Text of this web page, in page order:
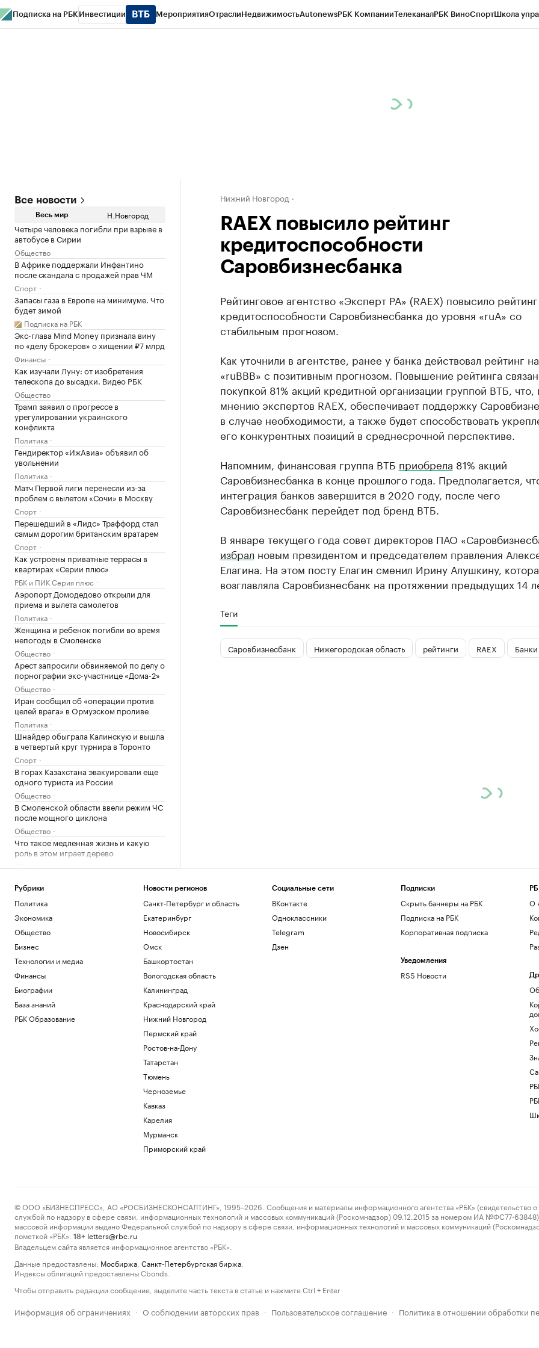
Подписка на РБК Инвестиции МероприятияОтраслиНедвижимостьAutonewsРБК КомпанииТелеканалРБК ВиноСпортШкола
Все новости
Весь мир Н.Новгород
Четыре человека погибли при взрыве в
автобусе в Сирии
Общество
В Африке поддержали Инфантино
после скандала с продажей прав ЧМ
Спорт
Запасы газа в Европе на минимуме. Что
будет зимой
Подписка на РБК
Экс-глава Mind Money признала вину
по «делу брокеров» о хищении ₽7 млрд
Финансы
Как изучали Луну: от изобретения
телескопа до высадки. Видео РБК
Общество
Трамп заявил о прогрессе в
урегулировании украинского
конфликта
Политика
Гендиректор «ИжАвиа» объявил об
увольнении
Политика
Матч Первой лиги перенесли из-за
проблем с вылетом «Сочи» в Москву
Спорт
Перешедший в «Лидс» Траффорд стал
самым дорогим британским вратарем
Спорт
Как устроены приватные террасы в
квартирах «Серии плюс»
РБК и ПИК Серия плюс
Аэропорт Домодедово открыли для
приема и вылета самолетов
Политика
Женщина и ребенок погибли во время
непогоды в Смоленске
Общество
Арест запросили обвиняемой по делу о
порнографии экс-участнице «Дома-2»
Общество
Иран сообщил об «операции против
целей врага» в Ормузском проливе
Политика
Шнайдер обыграла Калинскую и вышла
в четвертый круг турнира в Торонто
Спорт
В горах Казахстана эвакуировали еще
одного туриста из России
Общество
В Смоленской области ввели режим ЧС
после мощного циклона
Общество
Что такое медленная жизнь и какую
роль в этом играет дерево
РБК и Старквуд
преимущества обучения за рубежом
Сеул счел санкции Британии против
России угрозой своей
энергобезопасности
Политика
Нижний Новгород
RAEX повысило рейтинг
кредитоспособности
Саровбизнесбанка
Рейтинговое агентство «Эксперт РА» (RAEX) повысило рейтинг
кредитоспособности Саровбизнесбанка до уровня «ruА» со
стабильным прогнозом.
Как уточнили в агентстве, ранее у банка действовал рейтинг
«ruBBB» с позитивным прогнозом. Повышение рейтинга
покупкой 81% акций кредитной организации группой ВТБ, что,
мнению экспертов RAEX, обеспечивает поддержку
в случае необходимости, а также будет способствовать
его конкурентных позиций в среднесрочной перспективе.
Напомним, финансовая группа ВТБ приобрела 81% акций
Саровбизнесбанка в конце прошлого года. Предполагается,
интеграция банков завершится в 2020 году, после чего
Саровбизнесбанк перейдет под бренд ВТБ.
В январе текущего года совет директоров ПАО
избрал новым президентом и председателем правления
Елагина. На этом посту Елагин сменил Ирину Алушкину,
возглавляла Саровбизнесбанк на протяжении предыдущих 14
Теги
Саровбизнесбанк Нижегородская область рейтинги RAEX Банки
Рубрики
Политика
Экономика
Общество
Бизнес
Технологии и медиа
Финансы
Биографии
База знаний
РБК Образование
Новости регионов
Санкт-Петербург и область
Екатеринбург
Новосибирск
Омск
Башкортостан
Вологодская область
Калининград
Краснодарский край
Нижний Новгород
Пермский край
Ростов-на-Дону
Татарстан
Тюмень
Черноземье
Кавказ
Карелия
Мурманск
Приморский край
Социальные сети
ВКонтакте
Одноклассники
Telegram
Дзен
Подписки
Скрыть баннеры на РБК
Подписка на РБК
Корпоративная подписка
Уведомления
RSS Новости
О
© ООО «БИЗНЕСПРЕСС», АО «РОСБИЗНЕСКОНСАЛТИНГ», 1995–2026. Сообщения и материалы информационного агентства «РБК» (свидетельство о
службой по надзору в сфере связи, информационных технологий и массовых коммуникаций (Роскомнадзор) 09.12.2015 за номером ИА №ФС77-63848)
массовой информации выдано Федеральной службой по надзору в сфере связи, информационных технологий и массовых коммуникаций
пометкой «РБК».
18+ letters@rbc.ru
Владельцем сайта является информационное агентство «РБК».
Данные предоставлены: Мосбиржа Санкт-Петербургская биржа
Индексы облигаций предоставлены Cbonds.
Чтобы отправить редакции сообщение, выделите часть текста в статье и нажмите Ctrl + Enter
Информация об ограничениях · О соблюдении авторских прав · Пользовательское соглашение · Политика в отношении обработки